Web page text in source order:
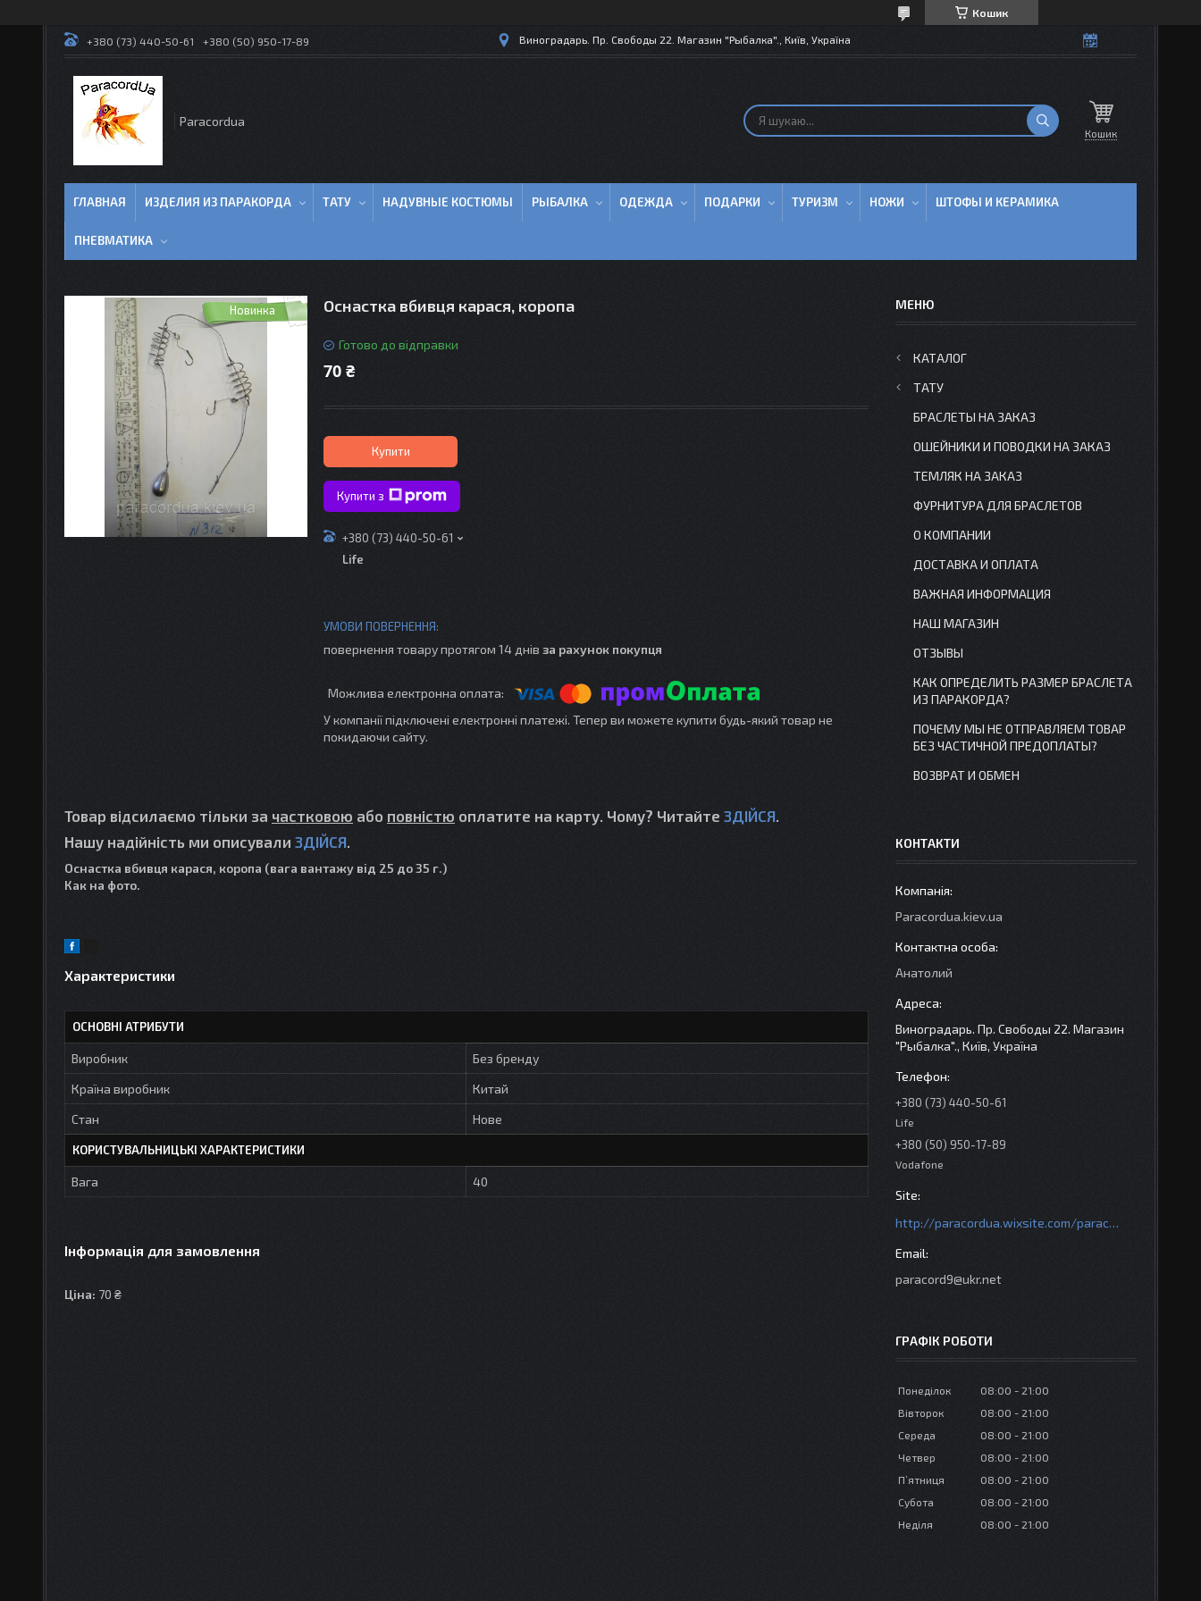
Кошик
+380 (73) 440-50-61 +380 (50) 950-17-89 Виноградарь. Пр. Свободы 22. Магазин "Рыбалка"., Київ, Україна
Paracordua
Кошик
ГЛАВНАЯ ИЗДЕЛИЯ ИЗ ПАРАКОРДА ТАТУ НАДУВНЫЕ КОСТЮМЫ РЫБАЛКА ОДЕЖДА ПОДАРКИ ТУРИЗМ НОЖИ ШТОФЫ И КЕРАМИКА
ПНЕВМАТИКА
Новинка Оснастка вбивця карася, коропа
Готово до відправки
70 ₴
Купити
Купити з
+380 (73) 440-50-61
Life
повернення товару протягом 14 днів за рахунок покупця
У компанії підключені електронні платежі. Тепер ви можете купити будь-який товар не
покидаючи сайту.
Товар відсилаємо тільки за частковою або повністю оплатите на карту. Чому? Читайте ЗДІЙСЯ
Нашу надійність ми описували ЗДІЙСЯ
Оснастка вбивця карася, коропа (вага вантажу від 25 до 35 г.)
Как на фото.
Характеристики
ОСНОВНІ АТРИБУТИ
Виробник
Без бренду
Країна виробник
Китай
Стан
Нове
КОРИСТУВАЛЬНИЦЬКІ ХАРАКТЕРИСТИКИ
Вага 40
Інформація для замовлення
Ціна: 70 ₴
КАТАЛОГ
ТАТУ
БРАСЛЕТЫ НА ЗАКАЗ
ОШЕЙНИКИ И ПОВОДКИ НА ЗАКАЗ
ТЕМЛЯК НА ЗАКАЗ
ФУРНИТУРА ДЛЯ БРАСЛЕТОВ
О КОМПАНИИ
ДОСТАВКА И ОПЛАТА
ВАЖНАЯ ИНФОРМАЦИЯ
НАШ МАГАЗИН
ОТЗЫВЫ
КАК ОПРЕДЕЛИТЬ РАЗМЕР БРАСЛЕТА
ИЗ ПАРАКОРДА?
ПОЧЕМУ МЫ НЕ ОТПРАВЛЯЕМ ТОВАР
БЕЗ ЧАСТИЧНОЙ ПРЕДОПЛАТЫ?
ВОЗВРАТ И ОБМЕН
КОНТАКТИ
Paracordua.kiev.ua
Анатолий
Виноградарь. Пр. Свободы 22. Магазин
"Рыбалка"., Київ, Україна
+380 (73) 440-50-61
Life
+380 (50) 950-17-89
Vodafone
http://paracordua.wixsite.com/paracord
paracord9@ukr.net
ГРАФІК РОБОТИ
Понеділок 08:00
21:00
Вівторок
08:00
21:00
Середа
08:00
21:00
Четвер
08:00
21:00
Пʼятниця
08:00
21:00
Субота
08:00
21:00
Неділя
08:00 21:00